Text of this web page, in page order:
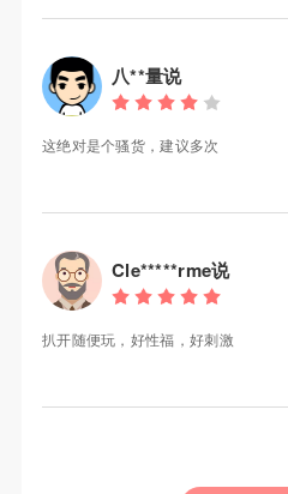
八**量说
这绝对是个骚货，建议多次
Cle*****rme说
扒开随便玩，好性福，好刺激